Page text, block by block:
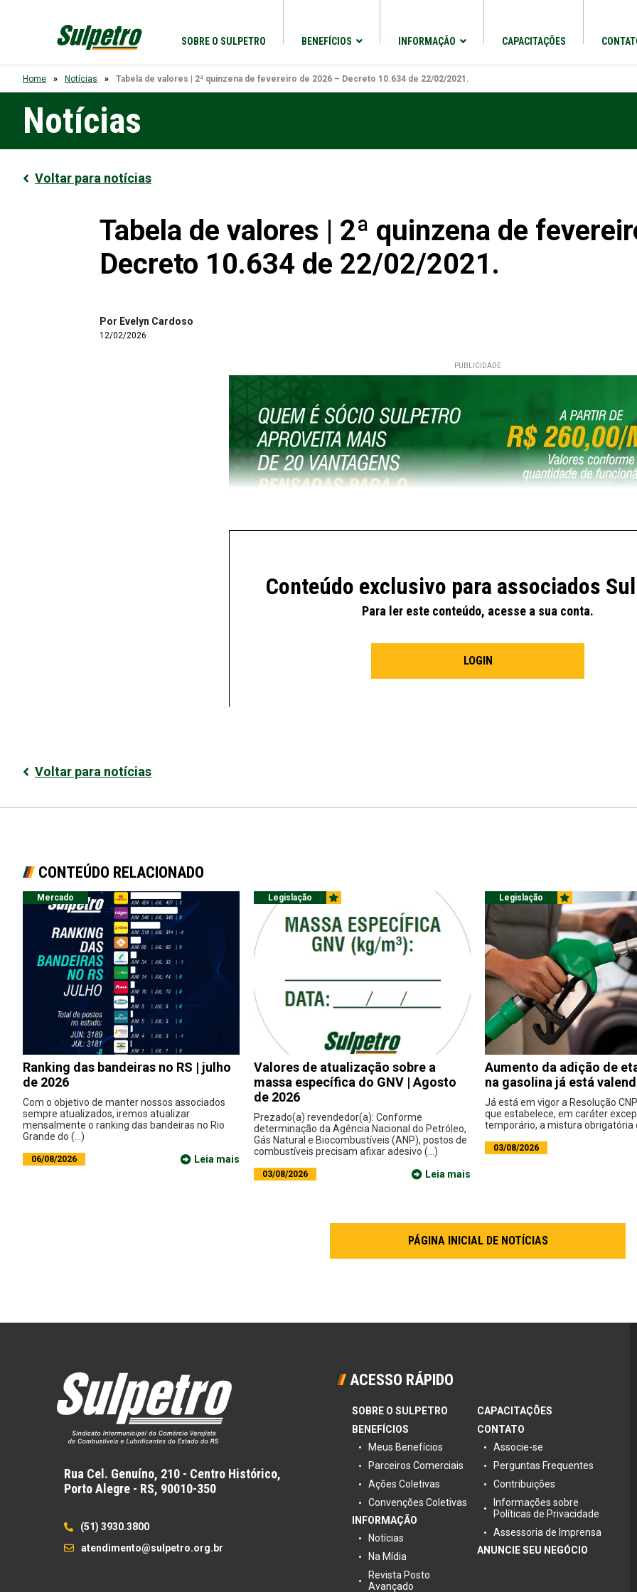
SOBRE O SULPETRO BENEFÍCIOS INFORMAÇÃO CAPACITAÇÕES
Home Notícias Tabela de valores | 2ª quinzena de fevereiro de 2026 – Decreto 10.634 de 22/02/2021.
Notícias
Voltar para notícias
Tabela de valores | 2ª quinzena de
Decreto 10.634 de 22/02/2021.
Por Evelyn Cardoso
12/02/2026
PUBLICIDADE
3/2026 para Etanol e GNV, CONVÊNIO ICMS 112/2025 Gasolina e CONVÊNIO ICMS 113/2025 para óleo Diesel ICMS
para cálculo do ICMS” do painel, utilizamos a expressão “Não se aplica” para Gasolina e óleo Diesel, visto que a
VALORES MÉDIOS ESTIMADOS REGIONAIS NO PRODUTOR/IMPORTADOR” do site ANP, ref. 23/01/2026 (…)
Conteúdo exclusivo para associados
Para ler este conteúdo, acesse a sua conta.
LOGIN
Voltar para notícias
CONTEÚDO RELACIONADO
Mercado
Ranking das bandeiras no RS | julho
de 2026
Com o objetivo de manter nossos associados
sempre atualizados, iremos atualizar
mensalmente o ranking das bandeiras no Rio
Grande do (...)
06/08/2026 Leia mais
Legislação
Valores de atualização sobre a
massa específica do GNV | Agosto
de 2026
Prezado(a) revendedor(a): Conforme
determinação da Agência Nacional do Petróleo,
Gás Natural e Biocombustíveis (ANP), postos de
combustíveis precisam afixar adesivo (...)
03/08/2026 Leia mais
Legislação
Aumento da adição de
na gasolina já está
Já está em vigor a Resolução
que estabelece, em caráter
temporário, a mistura obrigatória
03/08/2026
PÁGINA INICIAL DE NOTÍCIAS
Rua Cel. Genuíno, 210 - Centro Histórico,
Porto Alegre - RS, 90010-350
(51) 3930.3800
atendimento@sulpetro.org.br
ACESSO RÁPIDO
SOBRE O SULPETRO
BENEFÍCIOS
Meus Benefícios
Parceiros Comerciais
Ações Coletivas
Convenções Coletivas
INFORMAÇÃO
Notícias
Na Mídia
Revista Posto
Avançado
CAPACITAÇÕES
CONTATO
Associe-se
Perguntas Frequentes
Contribuições
Informações sobre
Políticas de Privacidade
Assessoria de Imprensa
ANUNCIE SEU NEGÓCIO